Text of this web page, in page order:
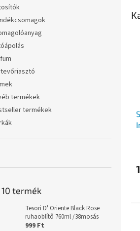
termékek
termékek
10 termék
Tesori D' Oriente Black Rose
ruhaöblítő 760ml /38mosás
999 Ft